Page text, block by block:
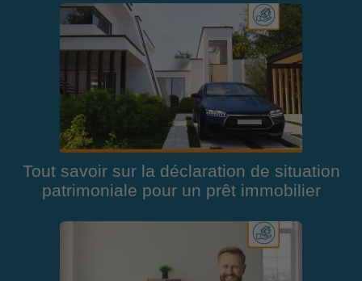
Tout savoir sur la déclaration de situation
patrimoniale pour un prêt immobilier